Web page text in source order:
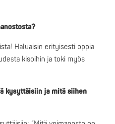
Haluaisin erityisesti oppia
kisoihin ja toki myös
kysyttäisiin ja mitä siihen